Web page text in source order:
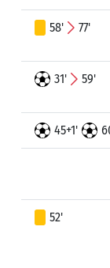
58' 77'
31' 59'
45+1'
52'